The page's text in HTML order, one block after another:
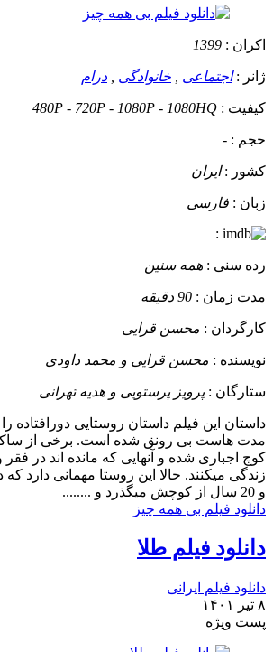
اکران : 1399
ژانر :اجتماعی خانوادگی درام
کیفیت : 480P - 720P - 1080P - 1080HQ
حجم : -
کشور :ایران
زبان : فارسی
:
رده سنی : همه سنین
مدت زمان : 90 دقیقه
کارگردان : محسن قرایی
نویسنده : محسن قرایی و محمد داودی
ستارگان :پرویز پرستویی و هدیه تهرانی
داستان این فیلم داستان روستایی دورافتاده
مدت هاست بی رونق شده است. برخی از
کوچ اجباری شده و آنهایی که مانده اند در فقر
زندگی میکنند. حالا این روستا مهمانی دارد
و 20 سال از کوچش میگذرد و ........
دانلود فیلم بی همه چیز
دانلود فیلم طلا
دانلود فیلم ایرانی
۸ تیر ۱۴۰۱
پست ويژه